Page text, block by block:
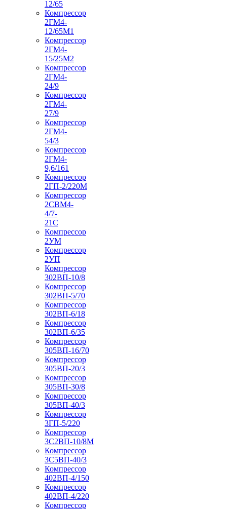
12/65
Компрессор
2ГМ4-
12/65М1
Компрессор
2ГМ4-
15/25М2
Компрессор
2ГМ4-
24/9
Компрессор
2ГМ4-
27/9
Компрессор
2ГМ4-
54/3
Компрессор
2ГМ4-
9,6/161
Компрессор
2ГП-2/220М
Компрессор
2СВМ4-
4/7-
21С
Компрессор
2УМ
Компрессор
2УП
Компрессор
302ВП-10/8
Компрессор
302ВП-5/70
Компрессор
302ВП-6/18
Компрессор
302ВП-6/35
Компрессор
305ВП-16/70
Компрессор
305ВП-20/3
Компрессор
305ВП-30/8
Компрессор
305ВП-40/3
Компрессор
3ГП-5/220
Компрессор
3С2ВП-10/8М
Компрессор
3С5ВП-40/3
Компрессор
402ВП-4/150
Компрессор
402ВП-4/220
Компрессор